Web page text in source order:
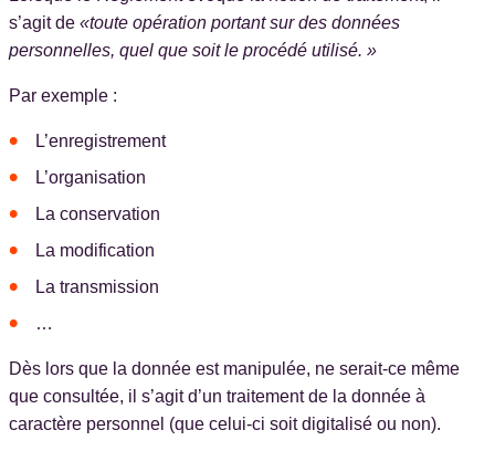
s’agit de «toute opération portant sur des données
personnelles, quel que soit le procédé utilisé. »
Par exemple :
L’enregistrement
L’organisation
La conservation
La modification
La transmission
…
Dès lors que la donnée est manipulée, ne serait-ce même
que consultée, il s’agit d’un traitement de la donnée à
caractère personnel (que celui-ci soit digitalisé ou non).